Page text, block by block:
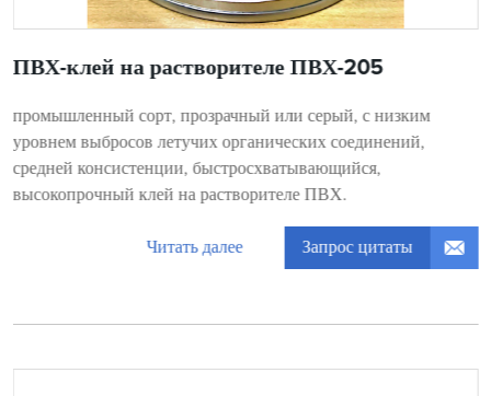
ПВХ-клей на растворителе ПВХ-205
промышленный сорт, прозрачный или серый, с низким
уровнем выбросов летучих органических соединений,
средней консистенции, быстросхватывающийся,
высокопрочный клей на растворителе ПВХ.
Читать далее Запрос цитаты